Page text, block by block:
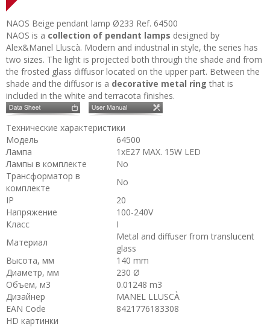
NAOS Beige pendant lamp Ø233 Ref. 64500
NAOS is a collection of pendant lamps designed by
Alex&Manel Lluscà. Modern and industrial in style, the series has
two sizes. The light is projected both through the shade and from
the frosted glass diffusor located on the upper part. Between the
shade and the diffusor is a decorative metal ring that is
included in the white and terracota finishes.
Технические характеристики
Модель
64500
Лампа
1xE27 MAX. 15W LED
Лампы в комплекте
No
Трансформатор в
комплекте
No
IP
20
Напряжение
100-240V
Класс
I
Материал
Metal and diffuser from translucent
glass
Высота, мм
140 mm
Диаметр, мм
230 Ø
Объем, м3
0.01248 m3
Дизайнер
MANEL LLUSCÀ
EAN Code
8421776183308
HD картинки